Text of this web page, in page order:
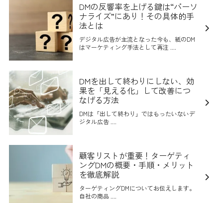
DMの反響率を上げる鍵は“パーソ
ナライズ”にあり！その具体的手
法とは
デジタル広告が主流となった今も、紙のDM
はマーケティング手法として再注 ....
DMを出して終わりにしない、効
果を「見える化」して改善につ
なげる方法
DMは「出して終わり」ではもったいないデ
ジタル広告 ....
顧客リストが重要！ターゲティ
ングDMの概要・手順・メリット
を徹底解説
ターゲティングDMについてお伝えします。
自社の商品 ....